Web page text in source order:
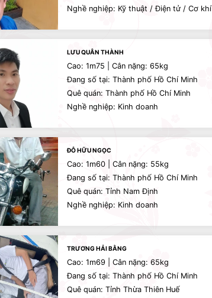
Nghề nghiệp: Kỹ thuật / Điện tử / Cơ khí
LƯU QUÂN THÀNH
Cao: 1m75 | Cân nặng: 65kg
Đang số tại: Thành phố Hồ Chí Minh
Quê quán: Thành phố Hồ Chí Minh
Nghề nghiệp: Kinh doanh
ĐỖ HỮU NGỌC
Cao: 1m60 | Cân nặng: 55kg
Đang số tại: Thành phố Hồ Chí Minh
Quê quán: Tỉnh Nam Định
Nghề nghiệp: Kinh doanh
TRƯƠNG HẢI BẰNG
Cao: 1m69 | Cân nặng: 65kg
Đang số tại: Thành phố Hồ Chí Minh
Quê quán: Tỉnh Thừa Thiên Huế